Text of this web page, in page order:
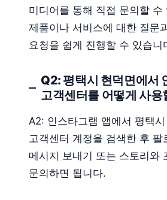
미디어를 통해 직접 문의할 수
제품이나 서비스에 대한 질문
요청을 쉽게 진행할 수 있습니
Q2: 평택시 현덕면에서
고객센터를 어떻게 사용
A2: 인스타그램 앱에서 평택시
고객센터 계정을 검색한 후 팔
메시지 보내기 또는 스토리와
문의하면 됩니다.